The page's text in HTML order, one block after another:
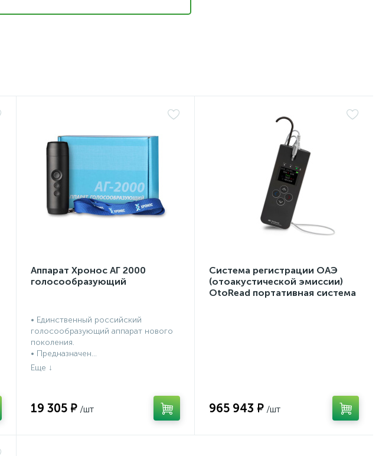
Аппарат Хронос АГ 2000
голосообразующий
• Единственный российский
голосообразующий аппарат нового
поколения.
• Предназначен...
19 305 ₽
Система регистрации ОАЭ
(отоакустической эмиссии)
OtoRead портативная система
965 943 ₽